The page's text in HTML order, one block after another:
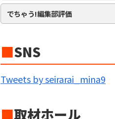
APRO流星群取材
三大天
久留米ジャック
BIG BANG
回胴の極意
WANTED WONDERLAND
でちゃう!編集部評価
★★★★
★★★
★★
■SNS
Tweets by seirarai_mina9
■取材ホール